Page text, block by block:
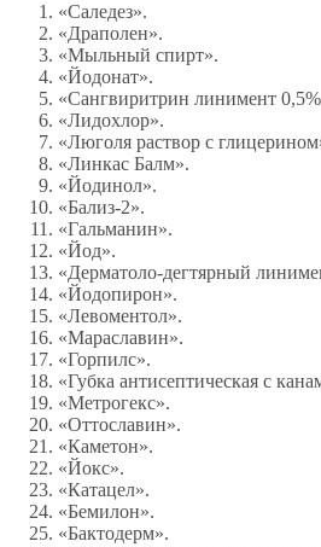
«Саледез».
«Драполен».
«Мыльный спирт».
«Йодонат».
«Сангвиритрин линимент
«Лидохлор».
«Люголя раствор с
«Линкас Балм».
«Йодинол».
«Бализ-2».
«Гальманин».
«Йод».
«Дерматоло-дегтярный
«Йодопирон».
«Левоментол».
«Мараславин».
«Горпилс».
«Губка антисептическая с
«Метрогекс».
«Оттославин».
«Каметон».
«Йокс».
«Катацел».
«Бемилон».
«Бактодерм».